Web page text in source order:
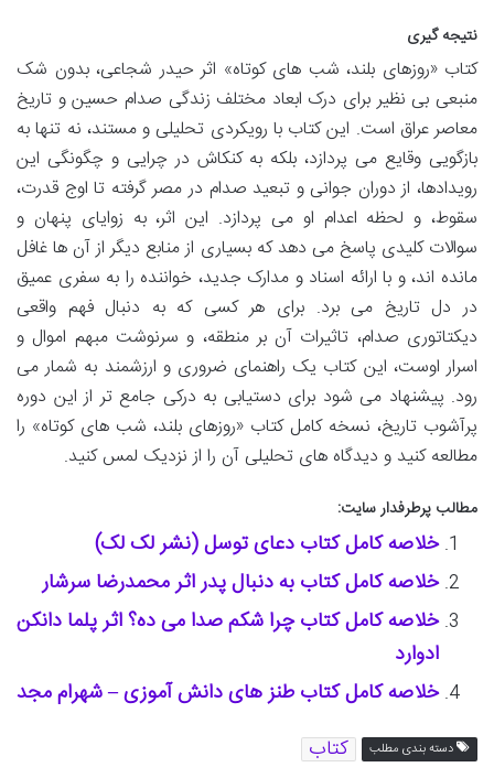
نتیجه گیری
کتاب «روزهای بلند، شب های کوتاه» اثر حیدر شجاعی، بدون شک
منبعی بی نظیر برای درک ابعاد مختلف زندگی صدام حسین و تاریخ
معاصر عراق است. این کتاب با رویکردی تحلیلی و مستند، نه تنها به
بازگویی وقایع می پردازد، بلکه به کنکاش در چرایی و چگونگی این
رویدادها، از دوران جوانی و تبعید صدام در مصر گرفته تا اوج قدرت،
سقوط، و لحظه اعدام او می پردازد. این اثر، به زوایای پنهان و
سوالات کلیدی پاسخ می دهد که بسیاری از منابع دیگر از آن ها غافل
مانده اند، و با ارائه اسناد و مدارک جدید، خواننده را به سفری عمیق
در دل تاریخ می برد. برای هر کسی که به دنبال فهم واقعی
دیکتاتوری صدام، تاثیرات آن بر منطقه، و سرنوشت مبهم اموال و
اسرار اوست، این کتاب یک راهنمای ضروری و ارزشمند به شمار می
رود. پیشنهاد می شود برای دستیابی به درکی جامع تر از این دوره
پرآشوب تاریخ، نسخه کامل کتاب «روزهای بلند، شب های کوتاه» را
مطالعه کنید و دیدگاه های تحلیلی آن را از نزدیک لمس کنید.
مطالب پرطرفدار سایت:
خلاصه کامل کتاب دعای توسل (نشر لک لک)
خلاصه کامل کتاب به دنبال پدر اثر محمدرضا سرشار
خلاصه کامل کتاب چرا شکم صدا می ده؟ اثر پلما دانکن
ادوارد
خلاصه کامل کتاب طنز های دانش آموزی – شهرام مجد
دسته بندی مطلب کتاب